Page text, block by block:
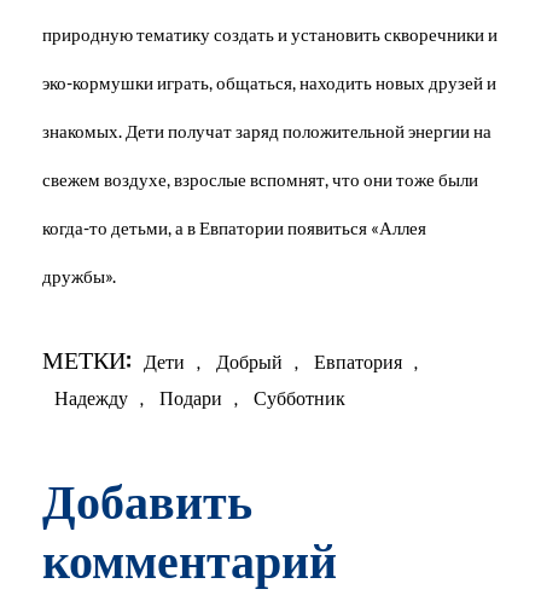
природную тематику создать и установить скворечники и
эко-кормушки играть, общаться, находить новых друзей и
знакомых. Дети получат заряд положительной энергии на
свежем воздухе, взрослые вспомнят, что они тоже были
когда-то детьми, а в Евпатории появиться «Аллея
дружбы».
МЕТКИ: Дети Добрый Евпатория
Надежду
Подари Субботник
Добавить
комментарий